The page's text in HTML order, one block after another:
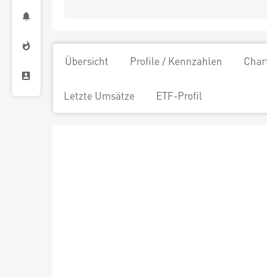
Übersicht Profile / Kennzahlen
Letzte Umsätze ETF-Profil